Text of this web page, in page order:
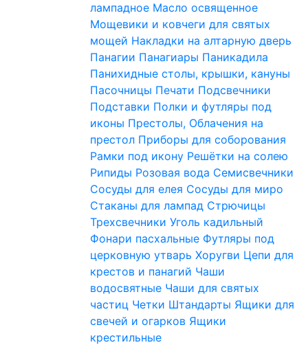
лампадное Масло освященное
Мощевики и ковчеги для святых
мощей Накладки на алтарную дверь
Панагии Панагиары Паникадила
Панихидные столы, крышки, кануны
Пасочницы Печати Подсвечники
Подставки Полки и футляры под
иконы Престолы, Облачения на
престол Приборы для соборования
Рамки под икону Решётки на солею
Рипиды Розовая вода Семисвечники
Сосуды для елея Сосуды для миро
Стаканы для лампад Стрючицы
Трехсвечники Уголь кадильный
Фонари пасхальные Футляры под
церковную утварь Хоругви Цепи для
крестов и панагий Чаши
водосвятные Чаши для святых
частиц Четки Штандарты Ящики для
свечей и огарков Ящики
крестильные